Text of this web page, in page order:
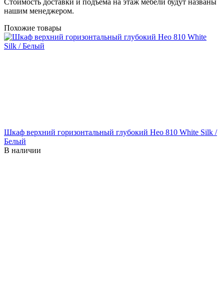
Стоимость доставки и подъема на этаж мебели будут названы
нашим менеджером.
Похожие товары
Шкаф верхний горизонтальный глубокий Нео 810 White Silk /
Белый
В наличии